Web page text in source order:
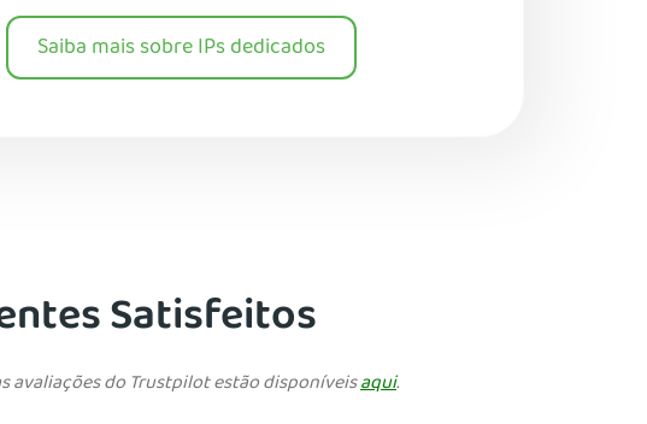
Saiba mais sobre IPs dedicados
Satisfeitos
avaliações do Trustpilot estão disponíveisaqui.